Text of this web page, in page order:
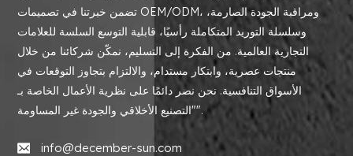
تضمن خبرتنا في تصميمات OEM/ODM، ومراقبة الجودة الصارمة،
وسلسلة التوريد المتكاملة رأسيًا، قابلية التوسع السلسة للعلامات
التجارية العالمية. من الفكرة إلى التسليم، نمكّن شركائنا من خلال
منتجات عصرية، وابتكار مستدام، والالتزام بتجاوز التوقعات في
الأسواق التنافسية. نحن نصر دائمًا على نظرية الأعمال الخاصة بـ
"التصنيع الأخلاقي والجودة غير المساومة".
info@december-sun.com